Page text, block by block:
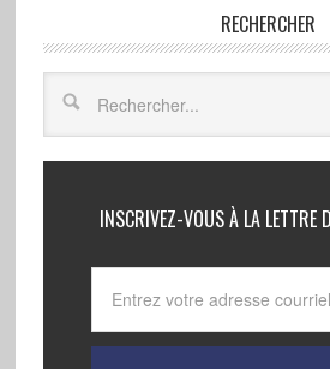
RECHERCHER
INSCRIVEZ-VOUS À LA LETTRE